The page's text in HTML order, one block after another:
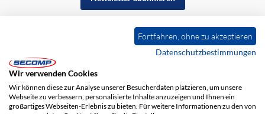
Fortfahren, ohne zu akzeptieren
Datenschutzbestimmungen
Wir verwenden Cookies
Wir können diese zur Analyse unserer Besucherdaten platzieren, um unsere
Webseite zu verbessern, personalisierte Inhalte anzuzeigen und Ihnen ein
großartiges Webseiten-Erlebnis zu bieten. Für weitere Informationen zu den von